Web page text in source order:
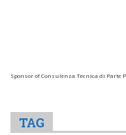
Sponsor of Consulenza Tecnica di Parte
TAG